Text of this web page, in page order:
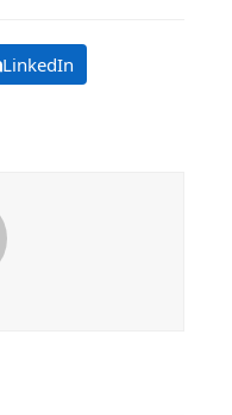
LinkedIn